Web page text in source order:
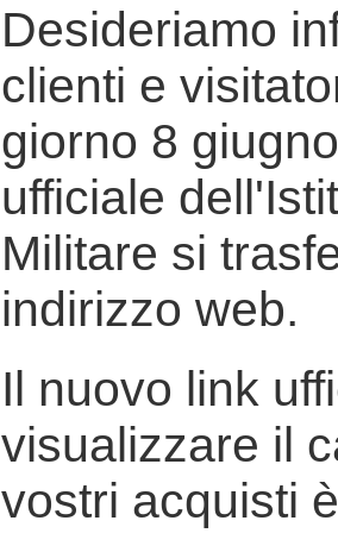
Desideriamo
clienti e
giorno 8
ufficiale
Militare si
indirizzo web.
Il nuovo link
visualizzare il
vostri acquisti